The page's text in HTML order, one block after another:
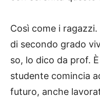
Così come i
di secondo grado
so, lo dico da prof.
studente comincia
futuro, anche